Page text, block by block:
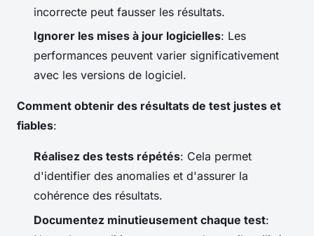
incorrecte peut fausser les résultats.
Ignorer les mises à jour logicielles: Les
performances peuvent varier significativement
avec les versions de logiciel.
Comment obtenir des résultats de test justes et
fiables:
Réalisez des tests répétés: Cela permet
d'identifier des anomalies et d'assurer la
cohérence des résultats.
Documentez minutieusement chaque test: